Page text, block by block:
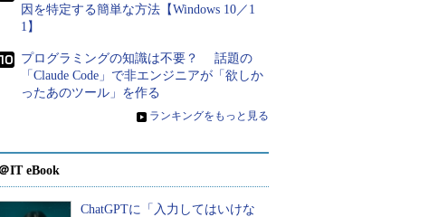
因を特定する簡単な方法【Windows 10／1
1】
プログラミングの知識は不要？ 話題の
「Claude Code」で非エンジニアが「欲しか
ったあのツール」を作る
» ランキングをもっと見る
IT eBook
ChatGPTに「入力してはいけな